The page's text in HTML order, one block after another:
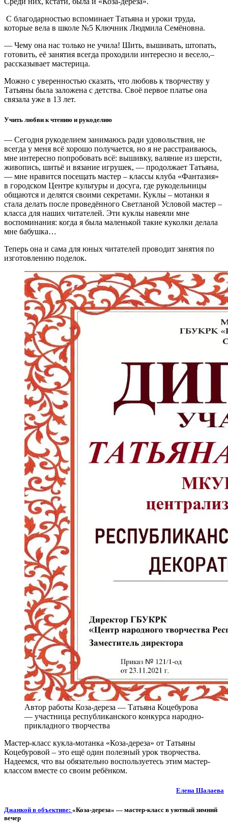
С благодарностью вспоминает Татьяна и уроки труда,
которые вела в школе №5 Ключник Людмила Семёновна.
— Чему она нас только не учила! Шить, вышивать, штопать,
готовить, её занятия всегда проходили интересно и весело,–
рассказывает мастерица.
Можно с уверенностью сказать, что любовь к творчеству у
Татьяны была заложена с детства. Своё первое платье она
связала уже в 13 лет.
Учить любви к чтению и рукоделию
— Сегодня рукоделием занимаюсь ради удовольствия, не
всегда у меня всё хорошо получается, но я не расстраиваюсь,
мне интересно попробовать всё: вышивку, валяние из шерсти,
живопись, шитьё и вязание игрушек, — продолжает Татьяна,
— мне нравится посещать мастер – классы клуба «Фантазия»
в городском Центре культуры и досуга, где рукодельницы
общаются и делятся своими секретами. Куклы – мотанки я
стала делать после проведённого Светланой Условой мастер –
класса для наших читателей. Эти куклы навеяли мне
воспоминания: когда я была маленькой такие куколки делала
мне бабушка…
Теперь она и сама для юных читателей проводит занятия по
изготовлению поделок.
Автор работы Коза-дереза — Татьяна Коцебурова
— участница республиканского конкурса народно-
прикладного творчества
Мастер-класс кукла-мотанка «Коза-дереза» от Татьяны
Коцебуровой – это ещё один полезный урок творчества.
Надеемся, что вы обязательно воспользуетесь этим мастер-
классом вместе со своим ребёнком.
Елена Шалаева
Джанкой в объективе: «Коза-дереза» — мастер-класс в уютный зимний
вечер